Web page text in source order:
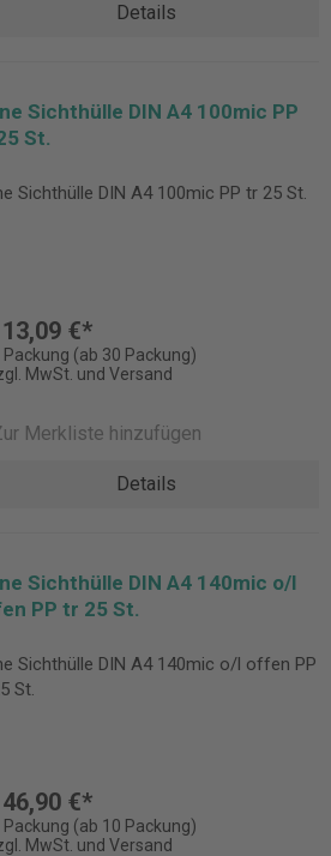
Details
Sichthülle DIN A4 100mic PP
St.
Sichthülle DIN A4 100mic PP tr 25 St.
13,09 €*
Packung (ab 30 Packung)
MwSt. und Versand
Merkliste hinzufügen
Details
Sichthülle DIN A4 140mic o/l
PP tr 25 St.
Sichthülle DIN A4 140mic o/l offen PP
St.
46,90 €*
Packung (ab 10 Packung)
MwSt. und Versand